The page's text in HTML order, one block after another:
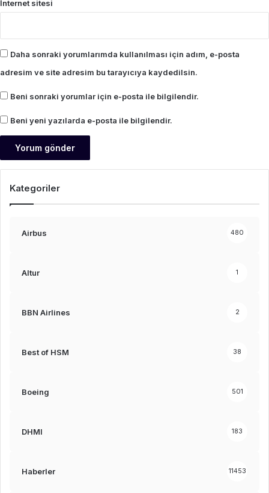
İnternet sitesi
Daha sonraki yorumlarımda kullanılması için adım, e-posta
adresim ve site adresim bu tarayıcıya kaydedilsin.
Beni sonraki yorumlar için e-posta ile bilgilendir.
Beni yeni yazılarda e-posta ile bilgilendir.
Kategoriler
Airbus 480
Altur 1
BBN Airlines 2
Best of HSM 38
Boeing 501
DHMI 183
Haberler 11453